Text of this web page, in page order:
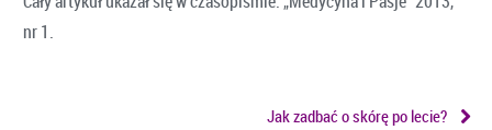
nr 1.
Jak zadbać o skórę po lecie?